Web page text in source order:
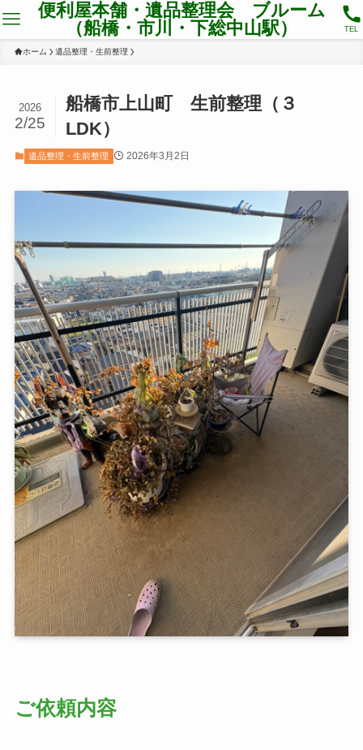
便利屋本舗・遺品整理会 ブルーム
（船橋・市川・下総中山駅）
TEL
ホーム 遺品整理・生前整理
船橋市上山町 生前整理（３
LDK）
2026
2/25
遺品整理・生前整理 2026年3月2日
ご依頼内容